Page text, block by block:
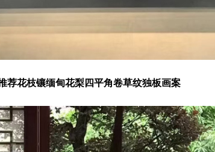
荐花枝镶缅甸花梨四平角卷草纹独板画案